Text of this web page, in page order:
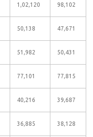
1,02,120 98,102
50,138 47,671
51,982 50,431
77,101 77,815
40,216 39,687
36,885 38,128